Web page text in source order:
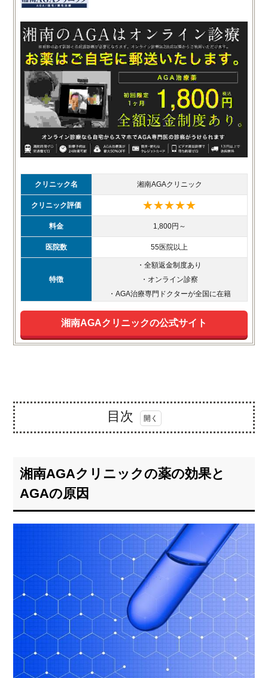
クリニック名 湘南AGAクリニック
クリニック評価 ★★★★★
料金 1,800円～
医院数 55医院以上
特徴
・全額返金制度あり
・オンライン診察
・AGA治療専門ドクターが全国に在籍
湘南AGAクリニックの公式サイト
目次
クリ
ニッ
薬の
効果
因
1.1.
湘南
AGA
クリ
クの
薬の
湘南AGAクリニックの薬の効果と
AGAの原因